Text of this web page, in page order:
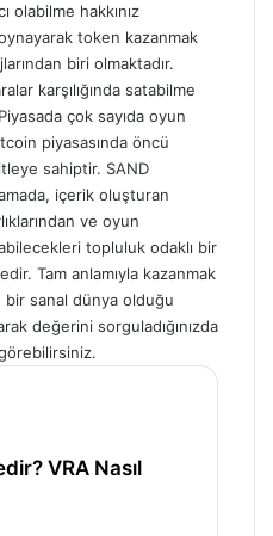
olabilme hakkınız
token kazanmak
biri olmaktadır.
karşılığında satabilme
çok sayıda oyun
piyasasında öncü
sahiptir. SAND
içerik oluşturan
ve oyun
topluluk odaklı bir
Tam anlamıyla kazanmak
sanal dünya olduğu
değerini sorguladığınızda
VRA Nasıl